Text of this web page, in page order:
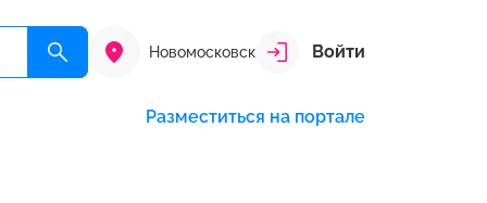
Новомосковск Войти
Разместиться на портале